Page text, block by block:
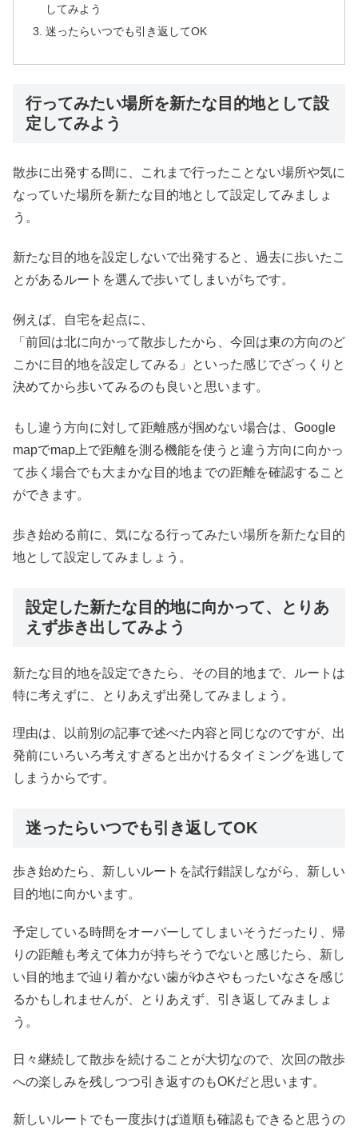
してみよう
迷ったらいつでも引き返してOK
行ってみたい場所を新たな目的地として設
定してみよう
散歩に出発する間に、これまで行ったことない場所や気に
なっていた場所を新たな目的地として設定してみましょ
う。
新たな目的地を設定しないで出発すると、過去に歩いたこ
とがあるルートを選んで歩いてしまいがちです。
例えば、自宅を起点に、
「前回は北に向かって散歩したから、今回は東の方向のど
こかに目的地を設定してみる」といった感じでざっくりと
決めてから歩いてみるのも良いと思います。
もし違う方向に対して距離感が掴めない場合は、Google
mapでmap上で距離を測る機能を使うと違う方向に向かっ
て歩く場合でも大まかな目的地までの距離を確認すること
ができます。
歩き始める前に、気になる行ってみたい場所を新たな目的
地として設定してみましょう。
設定した新たな目的地に向かって、とりあ
えず歩き出してみよう
新たな目的地を設定できたら、その目的地まで、ルートは
特に考えずに、とりあえず出発してみましょう。
理由は、以前別の記事で述べた内容と同じなのですが、出
発前にいろいろ考えすぎると出かけるタイミングを逃して
しまうからです。
迷ったらいつでも引き返してOK
歩き始めたら、新しいルートを試行錯誤しながら、新しい
目的地に向かいます。
予定している時間をオーバーしてしまいそうだったり、帰
りの距離も考えて体力が持ちそうでないと感じたら、新し
い目的地まで辿り着かない歯がゆさやもったいなさを感じ
るかもしれませんが、とりあえず、引き返してみましょ
う。
日々継続して散歩を続けることが大切なので、次回の散歩
への楽しみを残しつつ引き返すのもOKだと思います。
新しいルートでも一度歩けば道順も確認もできると思うの